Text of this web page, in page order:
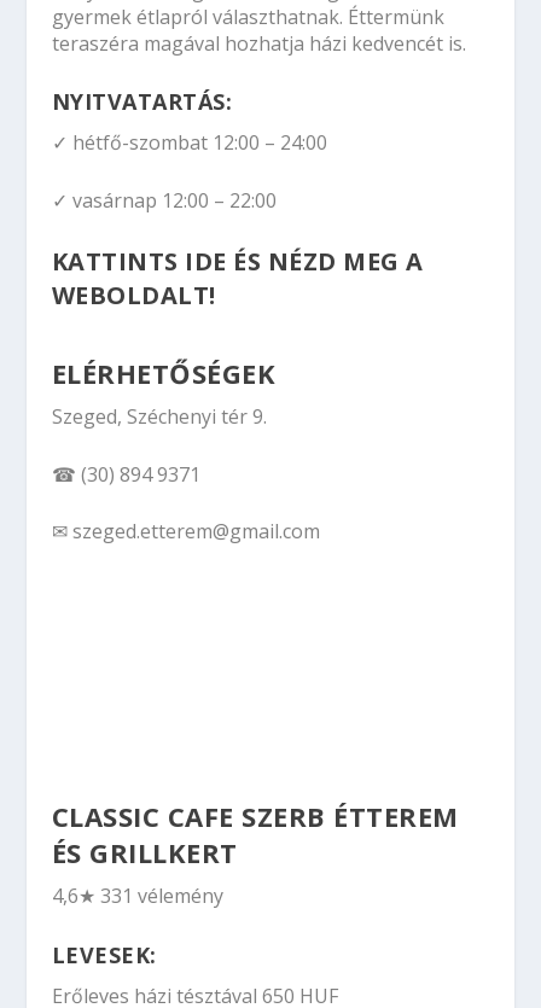
gyermek étlapról választhatnak. Éttermünk
teraszéra magával hozhatja házi kedvencét is.
NYITVATARTÁS:
✓ hétfő-szombat 12:00 – 24:00
✓ vasárnap 12:00 – 22:00
KATTINTS IDE ÉS NÉZD MEG A
WEBOLDALT!
ELÉRHETŐSÉGEK
Szeged, Széchenyi tér 9.
☎ (30) 894 9371
✉ szeged.etterem@gmail.com
CLASSIC CAFE SZERB ÉTTEREM
ÉS GRILLKERT
4,6★ 331 vélemény
LEVESEK:
Erőleves házi tésztával 650 HUF